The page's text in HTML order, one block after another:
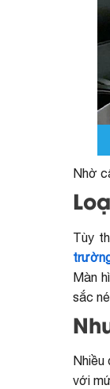
Nhờ
Tùy
Màn
sắc
với